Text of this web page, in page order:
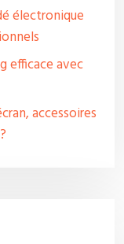
électronique
efficace avec
accessoires